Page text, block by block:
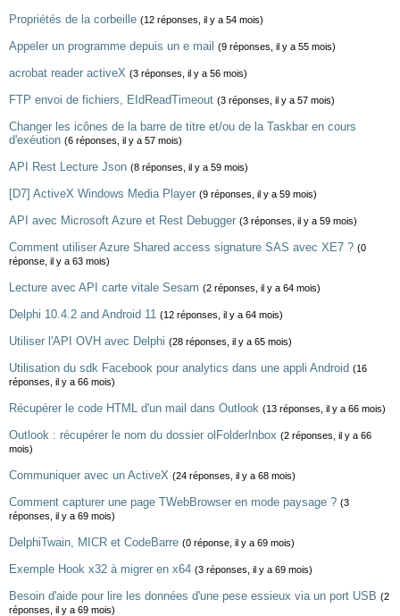
Propriétés de la corbeille (12 réponses, il y a 54 mois)
Appeler un programme depuis un e mail (9 réponses, il y a 55 mois)
acrobat reader activeX (3 réponses, il y a 56 mois)
FTP envoi de fichiers, EIdReadTimeout (3 réponses, il y a 57 mois)
Changer les icônes de la barre de titre et/ou de la Taskbar en cours
d'exéution (6 réponses, il y a 57 mois)
API Rest Lecture Json (8 réponses, il y a 59 mois)
[D7] ActiveX Windows Media Player (9 réponses, il y a 59 mois)
API avec Microsoft Azure et Rest Debugger (3 réponses, il y a 59 mois)
Comment utiliser Azure Shared access signature SAS avec XE7 ? (0
réponse, il y a 63 mois)
Lecture avec API carte vitale Sesam (2 réponses, il y a 64 mois)
Delphi 10.4.2 and Android 11 (12 réponses, il y a 64 mois)
Utiliser l'API OVH avec Delphi (28 réponses, il y a 65 mois)
Utilisation du sdk Facebook pour analytics dans une appli Android (16
réponses, il y a 66 mois)
Récupérer le code HTML d'un mail dans Outlook (13 réponses, il y a 66 mois)
Outlook : récupérer le nom du dossier olFolderInbox (2 réponses, il y a 66
mois)
Communiquer avec un ActiveX (24 réponses, il y a 68 mois)
Comment capturer une page TWebBrowser en mode paysage ? (3
réponses, il y a 69 mois)
DelphiTwain, MICR et CodeBarre (0 réponse, il y a 69 mois)
Exemple Hook x32 à migrer en x64 (3 réponses, il y a 69 mois)
Besoin d'aide pour lire les données d'une pese essieux via un port USB (2
réponses, il y a 69 mois)